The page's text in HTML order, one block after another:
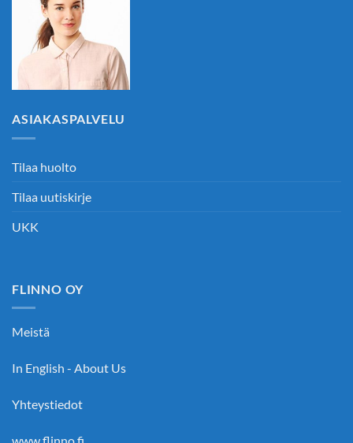
ASIAKASPALVELU
Tilaa huolto
Tilaa uutiskirje
UKK
FLINNO OY
Meistä
In English - About Us
Yhteystiedot